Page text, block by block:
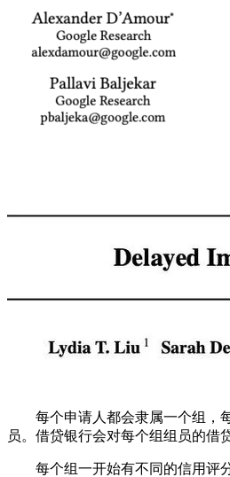
每个申请人都会隶属一个组，
员。借贷银行会对每个组组员的借
每个组一开始有不同的信用评